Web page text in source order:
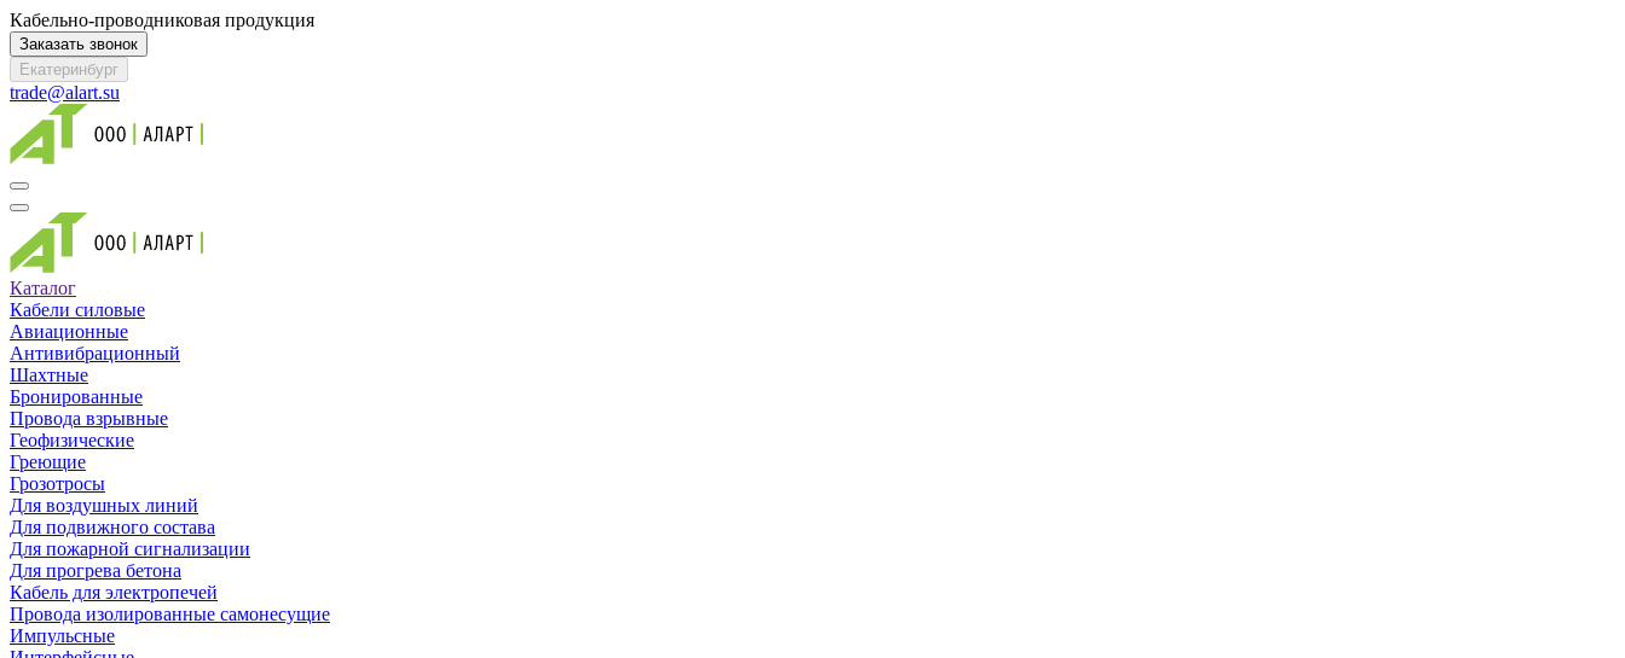
Кабельно-проводниковая продукция
Заказать звонок
Екатеринбург
trade@alart.su
Каталог
Кабели силовые
Авиационные
Антивибрационный
Шахтные
Бронированные
Провода взрывные
Геофизические
Греющие
Грозотросы
Для воздушных линий
Для подвижного состава
Для пожарной сигнализации
Для прогрева бетона
Кабель для электропечей
Провода изолированные самонесущие
Импульсные